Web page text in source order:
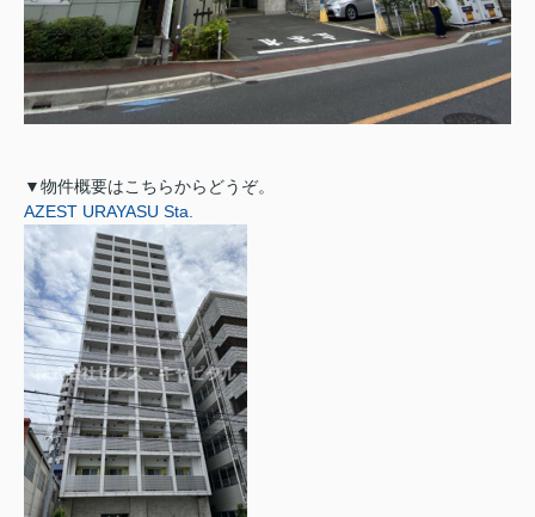
▼物件概要はこちらからどうぞ。
AZEST URAYASU Sta.